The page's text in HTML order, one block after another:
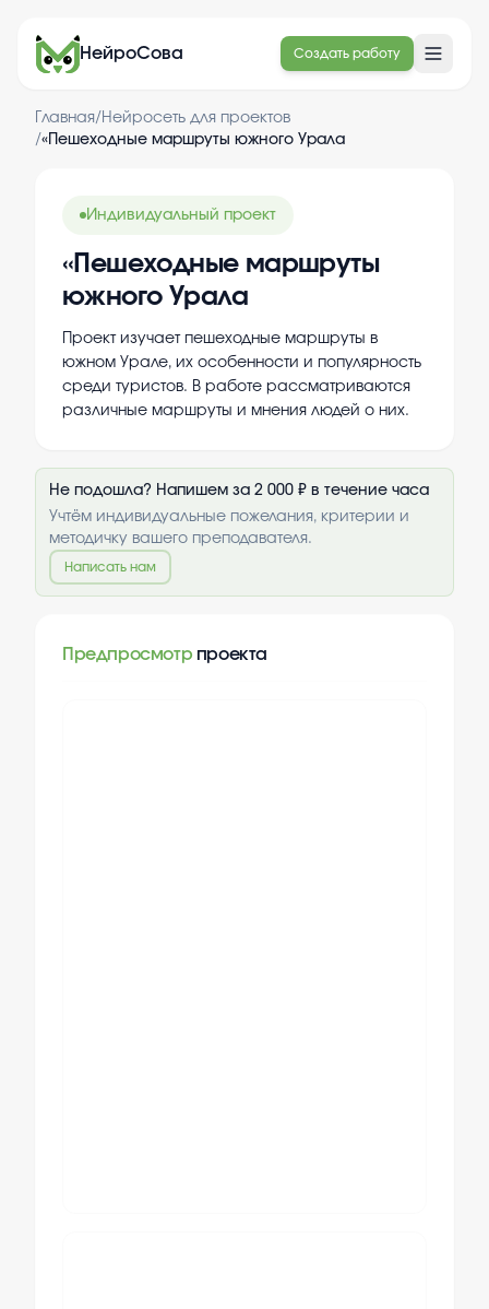
НейроСова Создать работу
Главная/ Нейросеть для проектов
/«Пешеходные маршруты южного Урала
Индивидуальный проект
«Пешеходные маршруты
южного Урала
Проект изучает пешеходные маршруты в
южном Урале, их особенности и популярность
среди туристов. В работе рассматриваются
различные маршруты и мнения людей о них.
Не подошла? Напишем за 2 000 ₽ в течение часа
Учтём индивидуальные пожелания, критерии и
методичку вашего преподавателя.
Написать нам
Предпросмотр проекта